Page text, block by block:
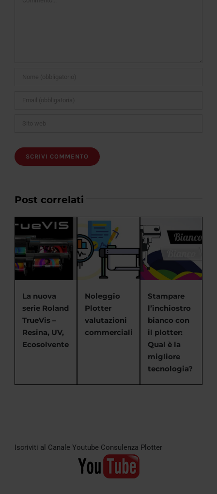
Post correlati
La nuova
serie Roland
TrueVis –
Resina, UV,
Ecosolvente
Noleggio
Plotter
valutazioni
commerciali
Stampare
l’inchiostro
bianco con
il plotter:
Qual è la
migliore
tecnologia?
Iscriviti al Canale Youtube Consulenza Plotter